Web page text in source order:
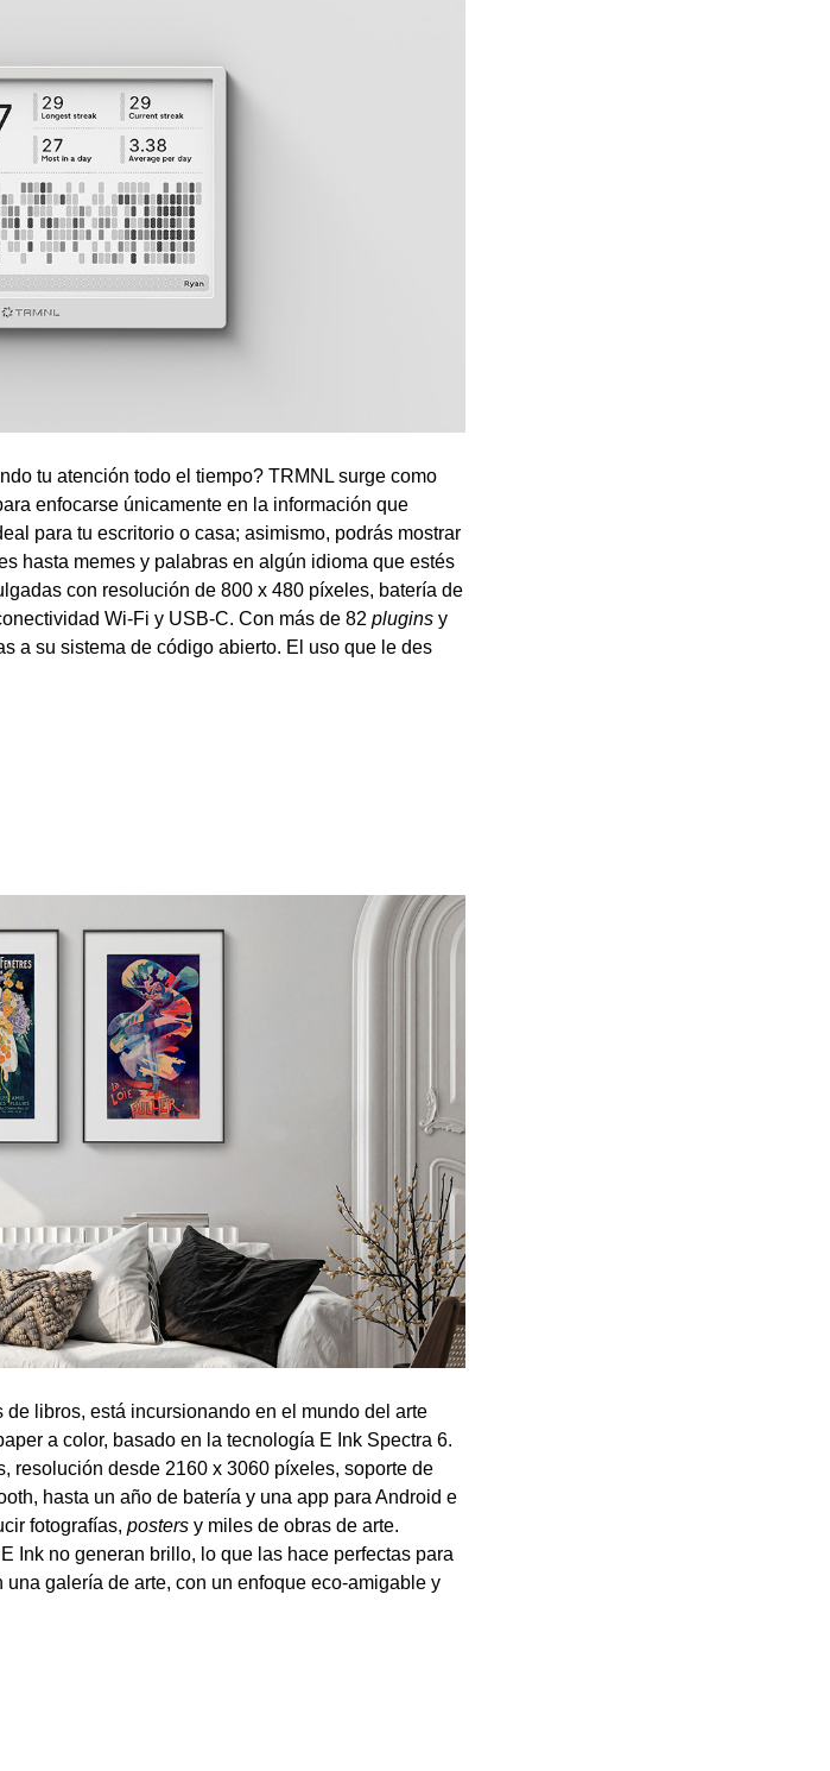
tu atención todo el tiempo? TRMNL surge como
enfocarse únicamente en la información que
para tu escritorio o casa; asimismo, podrás mostrar
hasta memes y palabras en algún idioma que estés
con resolución de 800 x 480 píxeles, batería de
Wi-Fi y USB-C. Con más de 82 plugins y
a su sistema de código abierto. El uso que le des
libros, está incursionando en el mundo del arte
a color, basado en la tecnología E Ink Spectra 6.
resolución desde 2160 x 3060 píxeles, soporte de
hasta un año de batería y una app para Android e
fotografías, posters y miles de obras de arte.
Ink no generan brillo, lo que las hace perfectas para
galería de arte, con un enfoque eco-amigable y